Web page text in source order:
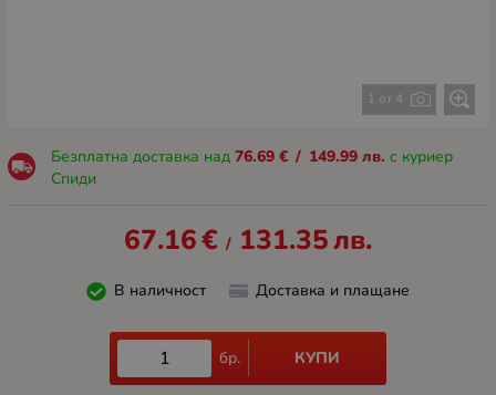
1 от 4
Безплатна доставка над 76.69 € / 149.99 лв. с куриер
Спиди
67.16€ / 131.35лв.
В наличност Доставка и плащане
бр. КУПИ